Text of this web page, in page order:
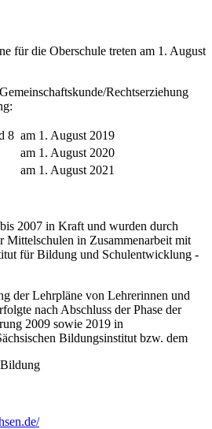
für die Oberschule treten am 1. August
Rechtserziehung
8 am 1. August 2019
am 1. August 2020
am 1. August 2021
2007 in Kraft und wurden durch
Mittelschulen in Zusammenarbeit mit
für Bildung und Schulentwicklung -
der Lehrpläne von Lehrerinnen und
nach Abschluss der Phase der
2009 sowie 2019 in
Bildungsinstitut bzw. dem